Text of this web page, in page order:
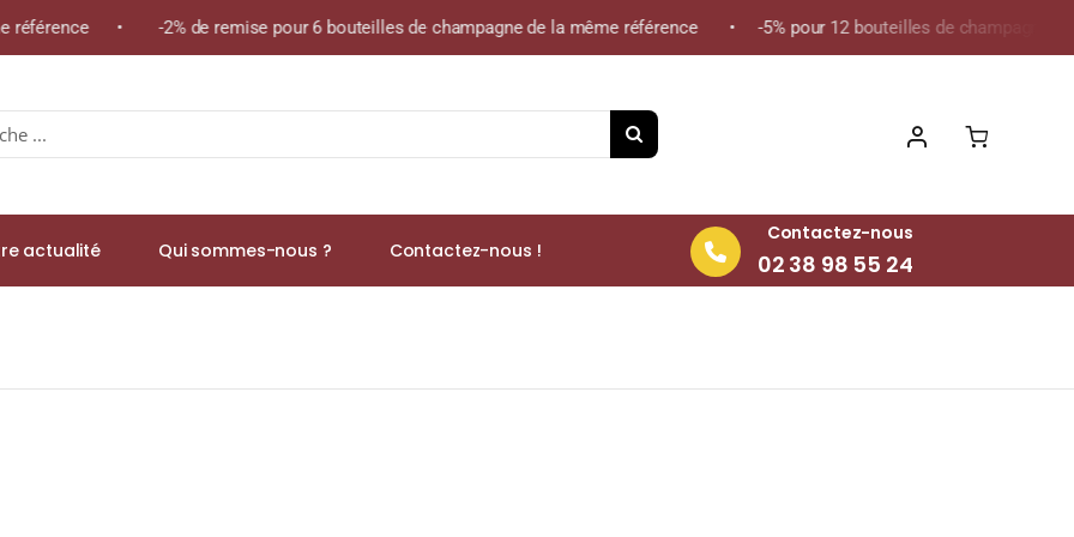
• -2% de remise pour 6 bouteilles de champagne de la même référence • -5% pour 12 bouteilles de champagne de la
actualité Qui sommes-nous ? Contactez-nous !
Contactez-nous
02 38 98 55 24